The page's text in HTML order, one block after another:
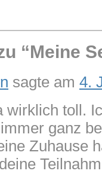
“Meine
sagte am 4.
wirklich toll.
ganz
Zuhause